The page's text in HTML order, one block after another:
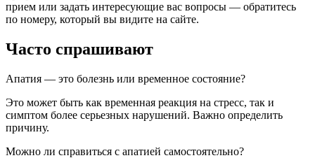
прием или задать интересующие вас вопросы — обратитесь
по номеру, который вы видите на сайте.
Часто спрашивают
Апатия — это болезнь или временное состояние?
Это может быть как временная реакция на стресс, так и
симптом более серьезных нарушений. Важно определить
причину.
Можно ли справиться с апатией самостоятельно?